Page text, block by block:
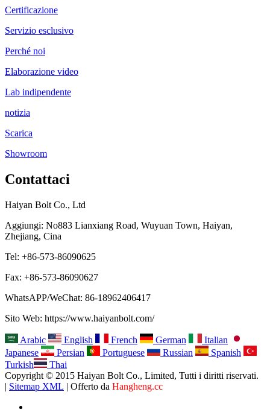
Certificazione
Servizio esclusivo
Perché noi
Elaborazione video
Lab indipendente
notizia
Scarica
Showroom
Contattaci
Haiyan Bolt Co., Ltd
Aggiungi: No883 Lianxiang Road, Wuyuan Town, Haiyan,
Zhejiang, Cina
Tel: +86-573-86090625
Fax: +86-573-86090627
WhatsAPP/WeChat: 86-18962406417
Sito Web: https://www.haiyanbolt.com/
Arabic English French German
Italian
Japanese
Persian Portuguese Russian
Spanish
Turkish
Thai
Copyright © 2015 Haiyan Bolt Co., Limited, Tutti i diritti riservati.
| Sitemap XML | Offerto da Hangheng.cc